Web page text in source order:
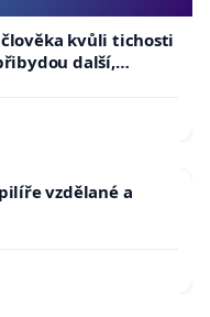
kvůli tichosti
další,
vzdělané a